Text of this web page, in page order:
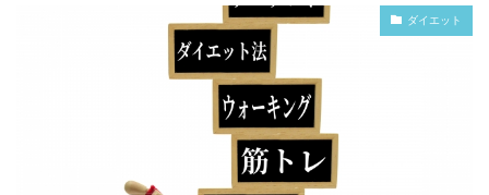
ダイエット